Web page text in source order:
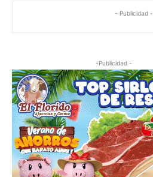
- Publicidad -
-Publicidad -